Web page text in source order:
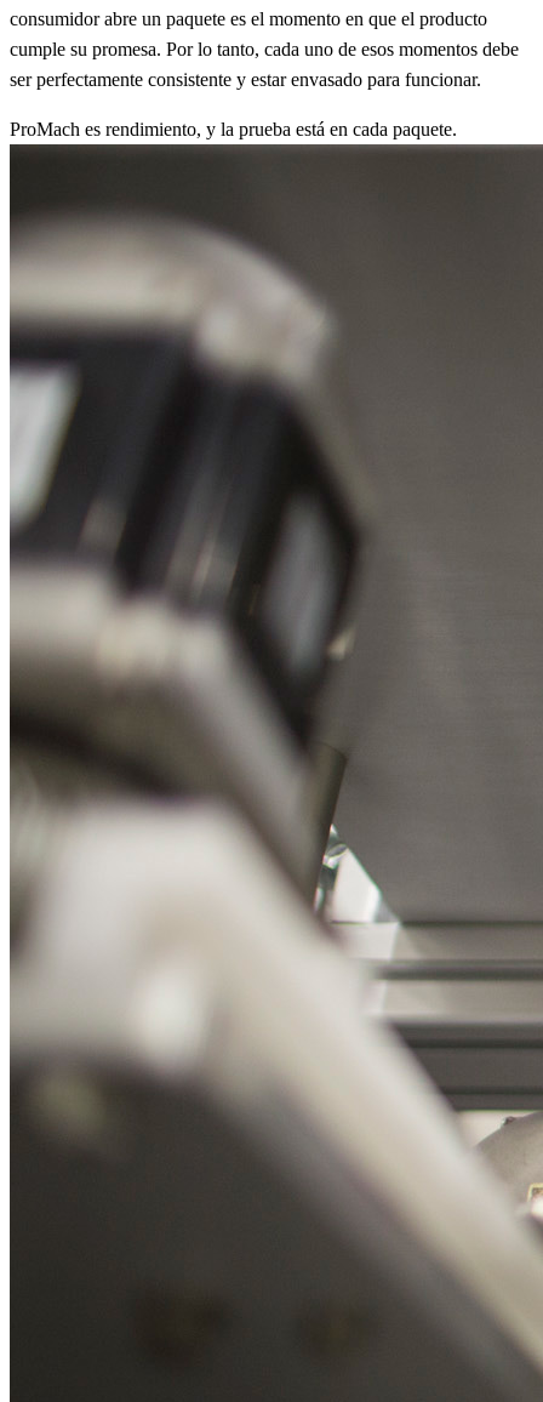
consumidor abre un paquete es el momento en que el producto
cumple su promesa. Por lo tanto, cada uno de esos momentos debe
ser perfectamente consistente y estar envasado para funcionar.
ProMach es rendimiento, y la prueba está en cada paquete.